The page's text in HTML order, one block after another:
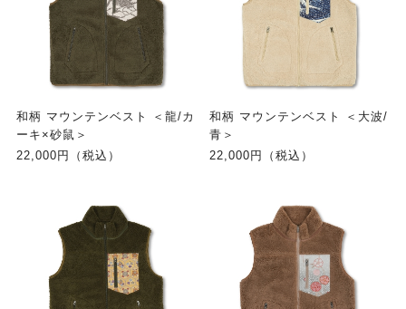
和柄 マウンテンベスト ＜龍/カ
ーキ×砂鼠＞
22,000円（税込）
和柄 マウンテンベスト ＜大波/
青＞
22,000円（税込）